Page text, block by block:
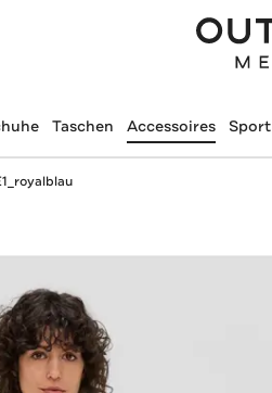
Taschen Accessoires Sport